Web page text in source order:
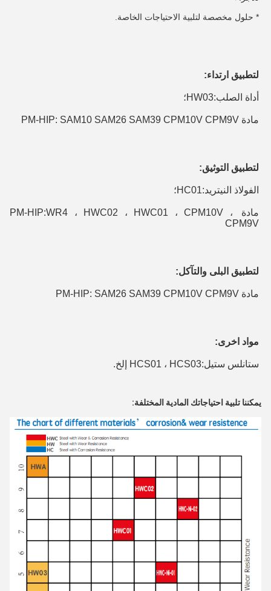
* حلول مخصصة لتلبية الاحتياجات الخاصة.
لتطبيق ارتداء:
أداة الصلب:HW03؛
مادة PM-HIP: SAM10 SAM26 SAM39 CPM10V CPM9V
لتطبيق التوثيق:
الفولاذ النيتريد:HC01؛
مادة PM-HIP:
WR4 ، HWC02 ، HWC01 ، CPM10V ،
CPM9V
لتطبيق البلى والتآكل:
مادة PM-HIP: SAM26 SAM39 CPM10V CPM9V
مواد اخرى:
ستانلس ستيل:HCS01 ، HCS03 إلخ.
يمكننا تلبية احتياجاتك المادية المختلفة: